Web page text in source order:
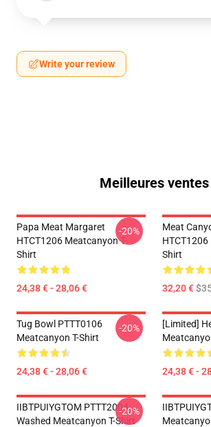
Write your review
Meilleures ventes
Papa Meat Margaret
HTCT1206 Meatcanyon T-
Shirt
24,38 € - 28,06 €
-20%
Meat
HTCT1206
Shirt
32,20 €
Tug Bowl PTTT0106
Meatcanyon T-Shirt
24,38 € - 28,06 €
-20%
[Limited]
24,38 € -
IIBTPUIYGTOM PTTT2004
Washed Meatcanyon T-Shirt
-20%